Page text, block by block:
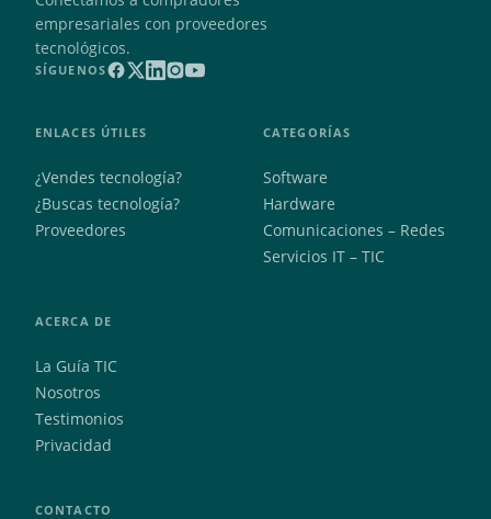
empresariales con proveedores
tecnológicos.
SÍGUENOS
ENLACES ÚTILES
¿Vendes tecnología?
¿Buscas tecnología?
Proveedores
CATEGORÍAS
Software
Hardware
Comunicaciones – Redes
Servicios IT – TIC
ACERCA DE
La Guía TIC
Nosotros
Testimonios
Privacidad
CONTACTO